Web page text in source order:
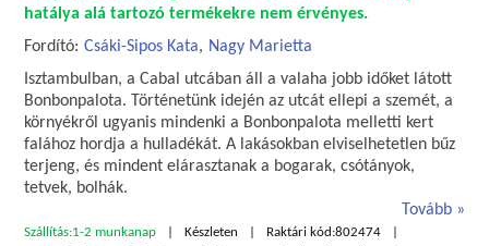
hatálya alá tartozó termékekre nem érvényes.
Fordító: Csáki-Sipos Kata, Nagy Marietta
Isztambulban, a Cabal utcában áll a valaha jobb időket látott
Bonbonpalota. Történetünk idején az utcát ellepi a szemét, a
környékről ugyanis mindenki a Bonbonpalota melletti kert
falához hordja a hulladékát. A lakásokban elviselhetetlen bűz
terjeng, és mindent elárasztanak a bogarak, csótányok,
tetvek, bolhák.
Tovább
Szállítás:1-2 munkanap Készleten Raktári kód:802474